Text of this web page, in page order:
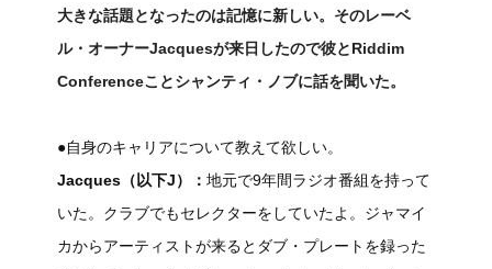
大きな話題となったのは記憶に新しい。そのレーベ
ル・オーナーJacquesが来日したので彼とRiddim
Conferenceことシャンティ・ノブに話を聞いた。
●自身のキャリアについて教えて欲しい。
Jacques（以下J）： 地元で9年間ラジオ番組を持って
いた。クラブでもセレクターをしていたよ。ジャマイ
カからアーティストが来るとダブ・プレートを録った